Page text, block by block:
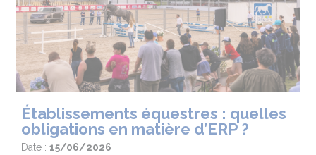
Établissements équestres : quelles
obligations en matière d’ERP ?
Date : 15/06/2026